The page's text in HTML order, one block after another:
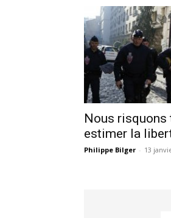
Nous risquons
estimer la
Philippe Bilger - 13